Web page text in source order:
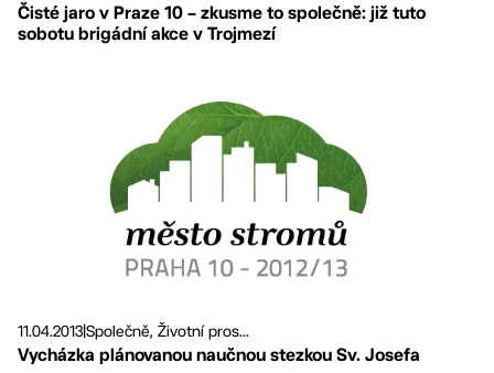
Čisté jaro v Praze 10 – zkusme to společně: již tuto
sobotu brigádní akce v Trojmezí
11.04.2013Společně, Životní pros...
Vycházka plánovanou naučnou stezkou Sv. Josefa